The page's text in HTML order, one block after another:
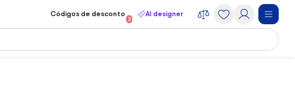
Códigos de desconto
3
AI designer